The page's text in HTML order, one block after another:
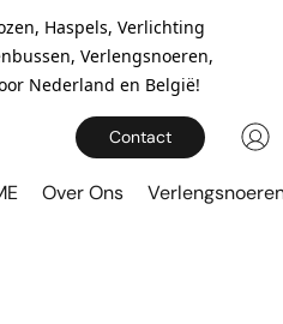
Haspels, Verlichting
Verlengsnoeren,
Nederland en België!
Contact
Over Ons